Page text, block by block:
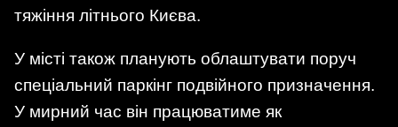
тяжіння літнього Києва.
У місті також планують облаштувати поруч
спеціальний паркінг подвійного призначення.
У мирний час він працюватиме як